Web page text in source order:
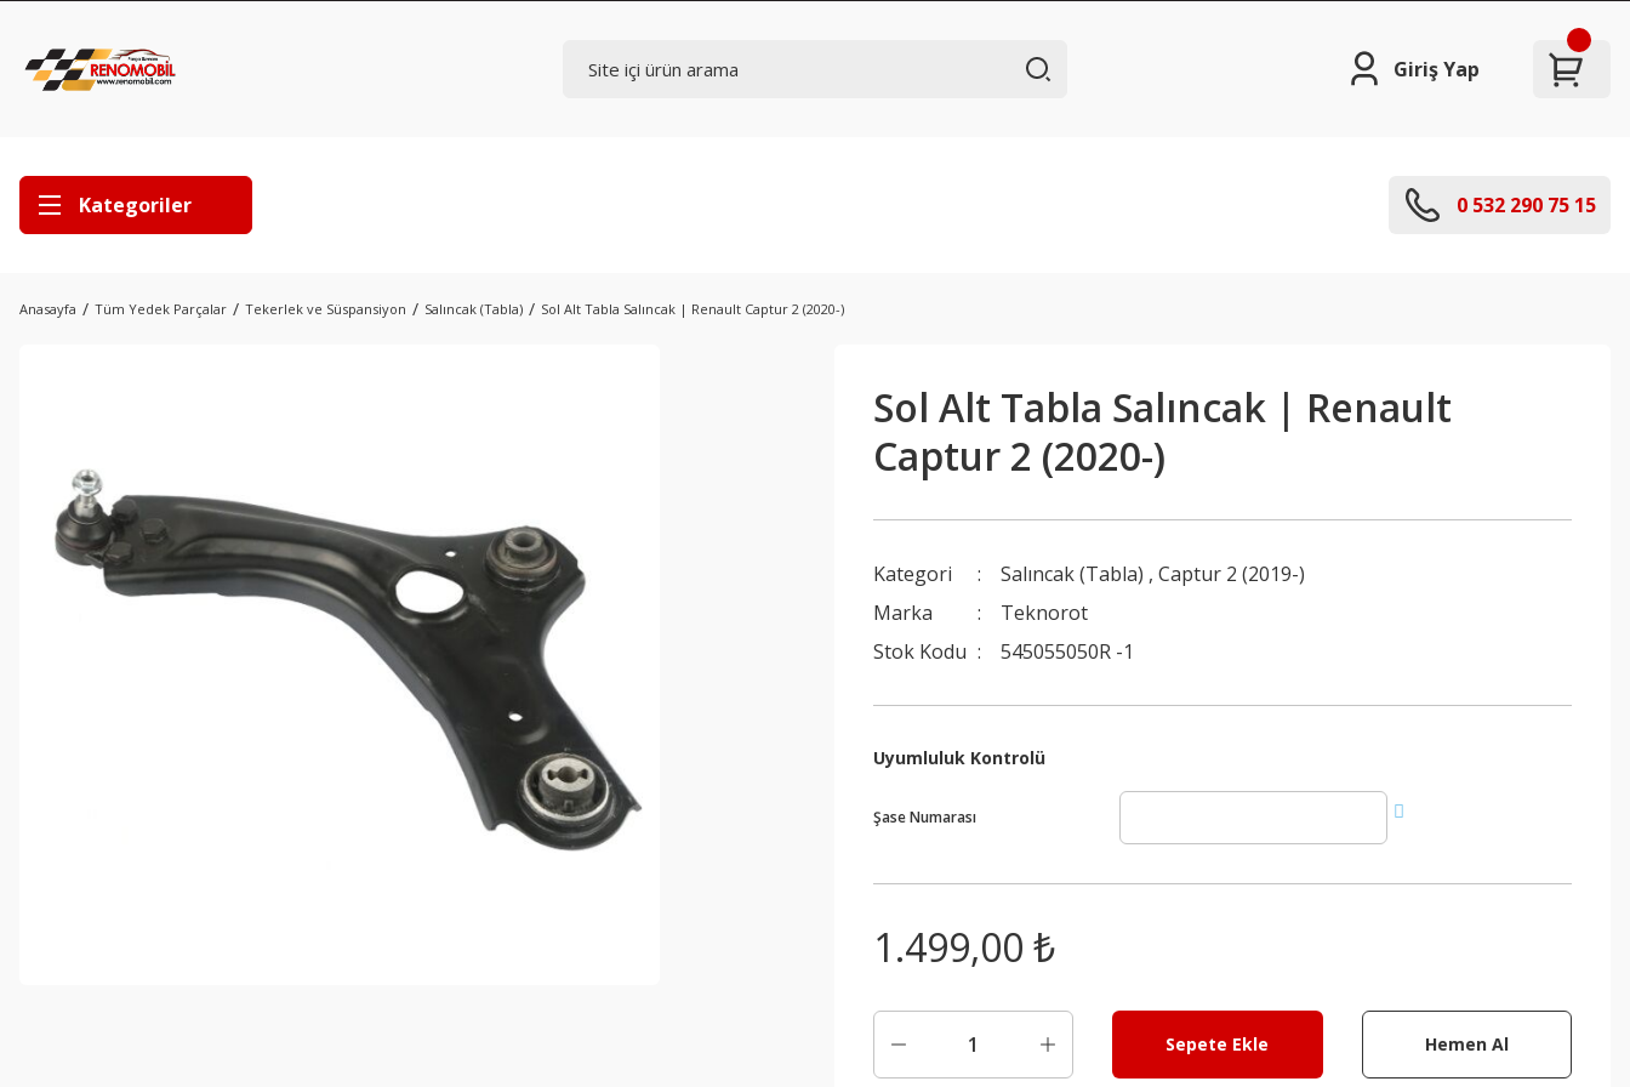
Giriş Yap
Kategoriler 0 532 290 75 15
Anasayfa Tüm Yedek Parçalar Tekerlek ve Süspansiyon Salıncak (Tabla) Sol Alt Tabla Salıncak | Renault Captur 2 (2020-)
Sol Alt Tabla Salıncak | Renault
Captur 2 (2020-)
Kategori Salıncak (Tabla) ,Captur 2 (2019-)
Marka
Teknorot
Stok Kodu
545055050R -1
Uyumluluk Kontrolü
Şase Numarası
1.499,00 ₺
Sepete Ekle Hemen Al